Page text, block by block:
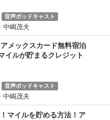
音声ポッドキャスト
中嶋茂夫
メックスカード無料宿泊
イルが貯まるクレジット
音声ポッドキャスト
中嶋茂夫
マイルを貯める方法！ア